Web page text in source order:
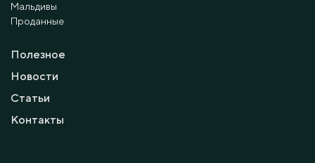
Мальдивы
Проданные
Полезное
Новости
Статьи
Контакты